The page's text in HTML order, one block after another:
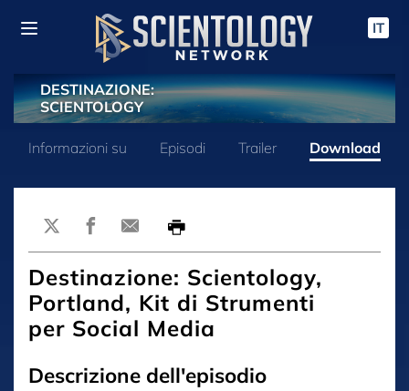
IT
DESTINAZIONE:
SCIENTOLOGY
Informazioni su Episodi Trailer Download
Destinazione: Scientology,
Portland, Kit di Strumenti
per Social Media
Descrizione dell'episodio